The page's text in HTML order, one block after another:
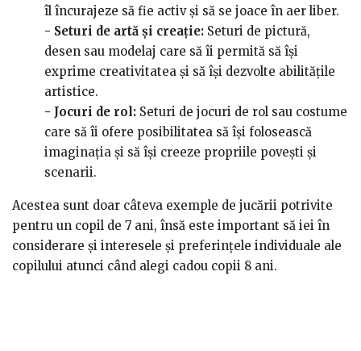
îl încurajeze să fie activ și să se joace în aer liber.
- Seturi de artă și creație: Seturi de pictură,
desen sau modelaj care să îi permită să își
exprime creativitatea și să își dezvolte abilitățile
artistice.
- Jocuri de rol: Seturi de jocuri de rol sau costume
care să îi ofere posibilitatea să își folosească
imaginația și să își creeze propriile povești și
scenarii.
Acestea sunt doar câteva exemple de jucării potrivite
pentru un copil de 7 ani, însă este important să iei în
considerare și interesele și preferințele individuale ale
copilului atunci când alegi cadou copii 8 ani.